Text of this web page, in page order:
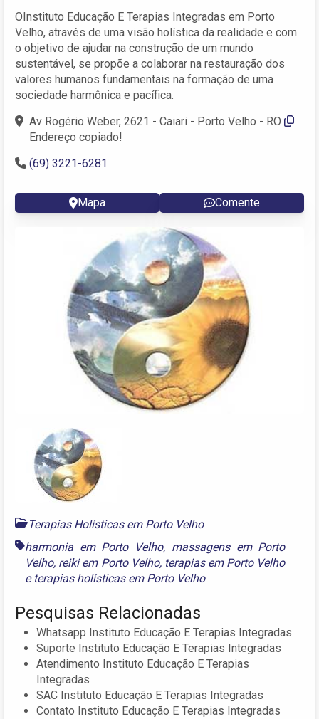
OInstituto Educação E Terapias Integradas em Porto
Velho, através de uma visão holística da realidade e com
o objetivo de ajudar na construção de um mundo
sustentável, se propõe a colaborar na restauração dos
valores humanos fundamentais na formação de uma
sociedade harmônica e pacífica.
Av Rogério Weber, 2621 - Caiari - Porto Velho - RO
Endereço copiado!
(69) 3221-6281
Mapa Comente
Terapias Holísticas em Porto Velho
harmonia em Porto Velho, massagens em Porto
Velho, reiki em Porto Velho, terapias em Porto Velho
e terapias holísticas em Porto Velho
Pesquisas Relacionadas
Whatsapp Instituto Educação E Terapias Integradas
Suporte Instituto Educação E Terapias Integradas
Atendimento Instituto Educação E Terapias
Integradas
SAC Instituto Educação E Terapias Integradas
Contato Instituto Educação E Terapias Integradas